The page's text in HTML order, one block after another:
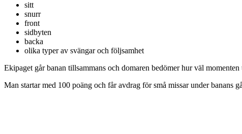
sitt
snurr
front
sidbyten
backa
olika typer av svängar och följsamhet
Ekipaget går banan tillsammans och domaren bedömer hur väl
Man startar med 100 poäng och får avdrag för små missar under banans